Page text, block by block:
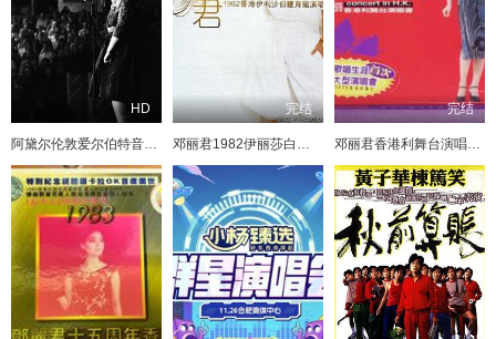
HD
阿黛尔伦敦爱尔伯特音乐厅演唱会
完结
邓丽君1982伊丽莎白体育馆演唱会
完结
邓丽君香港利舞台演唱会1976